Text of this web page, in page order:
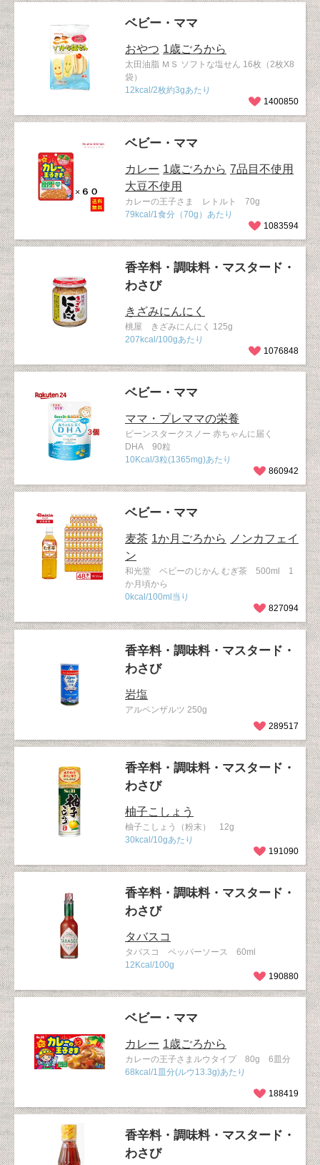
ベビー・ママ
おやつ 1歳ごろから
太田油脂 ＭＳ ソフトな塩せん 16枚（2枚X8
袋）
12kcal/2枚約3gあたり
1400850
ベビー・ママ
カレー 1歳ごろから 7品目不使用
大豆不使用
カレーの王子さま レトルト 70g
79kcal/1食分（70g）あたり
1083594
香辛料・調味料・マスタード・
わさび
きざみにんにく
桃屋 きざみにんにく 125g
207kcal/100gあたり
1076848
ベビー・ママ
ママ・プレママの栄養
ビーンスタークスノー 赤ちゃんに届く
DHA 90粒
10Kcal/3粒(1365mg)あたり
860942
ベビー・ママ
麦茶 1か月ごろから
ノンカフェイ
ン
和光堂 ベビーのじかん むぎ茶 500ml 1
か月頃から
0kcal/100ml当り
827094
香辛料・調味料・マスタード・
わさび
岩塩
アルペンザルツ 250g
289517
香辛料・調味料・マスタード・
わさび
柚子こしょう
柚子こしょう（粉末） 12g
30kcal/10gあたり
191090
香辛料・調味料・マスタード・
わさび
タバスコ
タバスコ ペッパーソース 60ml
12Kcal/100g
190880
ベビー・ママ
カレー 1歳ごろから
カレーの王子さまルウタイプ 80g 6皿分
68kcal/1皿分(ルウ13.3g)あたり
188419
香辛料・調味料・マスタード・
わさび